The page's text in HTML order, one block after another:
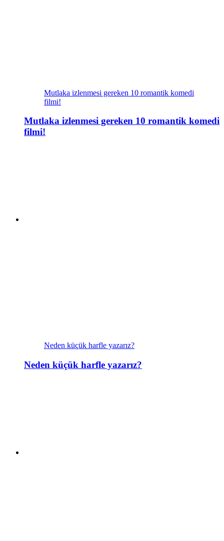
Mutlaka izlenmesi gereken 10 romantik komedi
filmi!
Mutlaka izlenmesi gereken 10 romantik komedi
filmi!
Neden küçük harfle yazarız?
Neden küçük harfle yazarız?